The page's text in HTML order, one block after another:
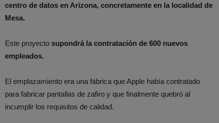
centro de datos en Arizona, concretamente en la localidad de
Mesa.
Este proyecto supondrá la contratación de 600 nuevos
empleados.
El emplazamiento era una fábrica que Apple había contratado
para fabricar pantallas de zafiro y que finalmente quebró al
incumplir los requisitos de calidad.